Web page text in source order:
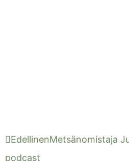
EdellinenMetsänomistaja
podcast